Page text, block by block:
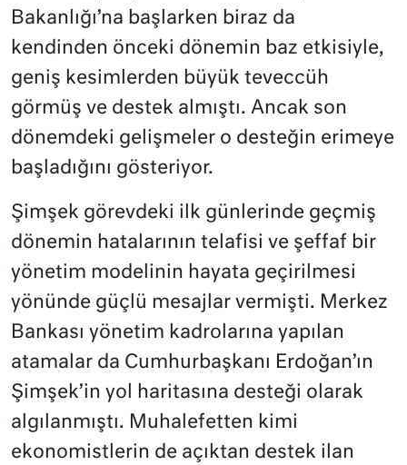
Bakanlığı’na başlarken biraz da
kendinden önceki dönemin baz etkisiyle,
geniş kesimlerden büyük teveccüh
görmüş ve destek almıştı. Ancak son
dönemdeki gelişmeler o desteğin erimeye
başladığını gösteriyor.
Şimşek görevdeki ilk günlerinde geçmiş
dönemin hatalarının telafisi ve şeffaf bir
yönetim modelinin hayata geçirilmesi
yönünde güçlü mesajlar vermişti. Merkez
Bankası yönetim kadrolarına yapılan
atamalar da Cumhurbaşkanı Erdoğan’ın
Şimşek’in yol haritasına desteği olarak
algılanmıştı. Muhalefetten kimi
ekonomistlerin de açıktan destek ilan